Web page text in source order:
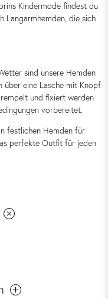
Kindermode findest du
Langarmhemden, die sich
sind unsere Hemden
über eine Lasche mit Knopf
und fixiert werden
vorbereitet.
festlichen Hemden für
perfekte Outfit für jeden